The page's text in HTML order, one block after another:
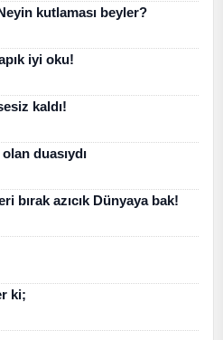
kutlaması beyler?
iyi oku!
kaldı!
duasıydı
bırak azıcık Dünyaya bak!
ki;